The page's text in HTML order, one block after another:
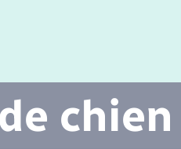
chien